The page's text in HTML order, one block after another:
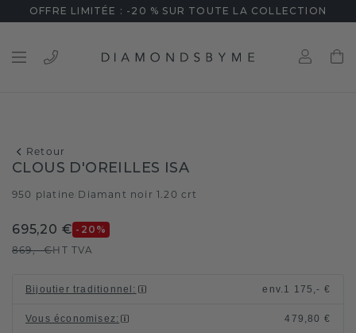
OFFRE LIMITÉE : -20 % SUR TOUTE LA COLLECTION
Retour
CLOUS D'OREILLES ISA
950 platine Diamant noir 1.20 crt
695,20 € -20 %
869,- €HT TVA
Bijoutier traditionnel : env. 1 175,- €
Vous économisez: 479,80 €